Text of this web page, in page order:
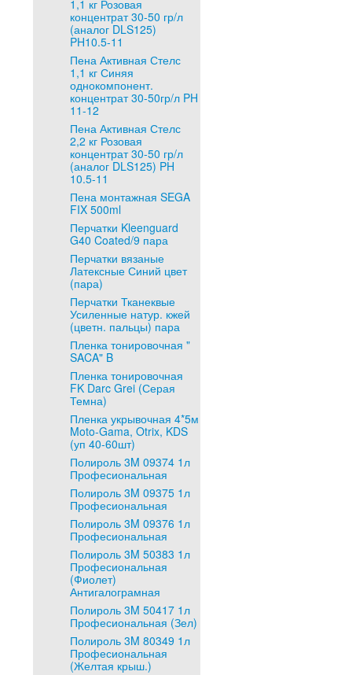
1,1 кг Розовая
концентрат 30-50 гр/л
(аналог DLS125)
PH10.5-11
Пена Активная Стелс
1,1 кг Синяя
однокомпонент.
концентрат 30-50гр/л PH
11-12
Пена Активная Стелс
2,2 кг Розовая
концентрат 30-50 гр/л
(аналог DLS125) PH
10.5-11
Пена монтажная SEGA
FIX 500ml
Перчатки Kleenguard
G40 Coated/9 пара
Перчатки вязаные
Латексные Синий цвет
(пара)
Перчатки Тканеквые
Усиленные натур. кжей
(цветн. пальцы) пара
Пленка тонировочная "
SACA" B
Пленка тонировочная
FK Darc Grei (Серая
Темна)
Пленка укрывочная 4*5м
Moto-Gama, Otrix, KDS
(уп 40-60шт)
Полироль 3M 09374 1л
Професиональная
Полироль 3M 09375 1л
Професиональная
Полироль 3M 09376 1л
Професиональная
Полироль 3M 50383 1л
Професиональная
(Фиолет)
Антигалограмная
Полироль 3M 50417 1л
Професиональная (Зел)
Полироль 3M 80349 1л
Професиональная
(Желтая крыш.)